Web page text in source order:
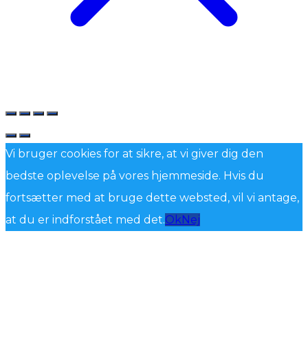
Vi bruger cookies for at sikre, at vi giver dig den
bedste oplevelse på vores hjemmeside. Hvis du
fortsætter med at bruge dette websted, vil vi antage,
at du er indforstået med det.OkNej